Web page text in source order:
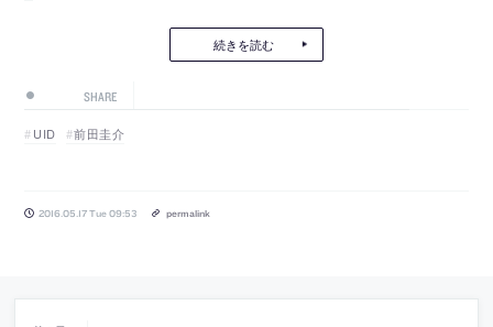
続きを読む
SHARE
UID 前田圭介
2016.05.17 Tue 09:53 permalink